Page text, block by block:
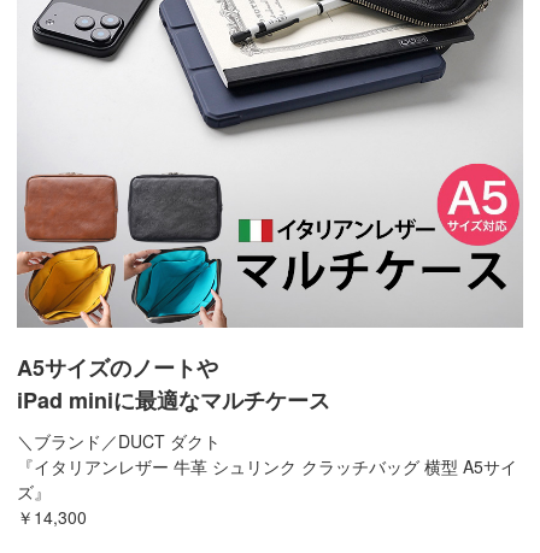
A5サイズのノートや
iPad miniに最適なマルチケース
＼ブランド／DUCT ダクト
『イタリアンレザー 牛革 シュリンク クラッチバッグ 横型 A5サイ
ズ』
￥14,300